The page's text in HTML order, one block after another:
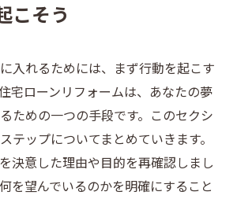
こそう
入れるためには、まず行動を起こす
宅ローンリフォームは、あなたの夢
ための一つの手段です。このセクシ
テップについてまとめていきます。
決意した理由や目的を再確認しまし
を望んでいるのかを明確にすること